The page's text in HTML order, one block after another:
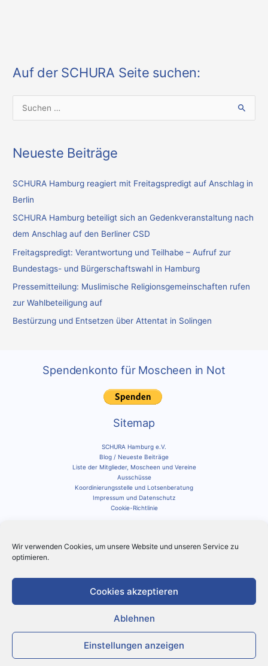
Wir verwenden Cookies, um unsere Website und unseren Service zu
optimieren.
Cookies akzeptieren
Ablehnen
Einstellungen anzeigen
Auf der SCHURA Seite suchen:
h
a
c
h
:
Neueste Beiträge
SCHURA Hamburg reagiert mit Freitagspredigt auf Anschlag in
Berlin
SCHURA Hamburg beteiligt sich an Gedenkveranstaltung nach
dem Anschlag auf den Berliner CSD
Freitagspredigt: Verantwortung und Teilhabe – Aufruf zur
Bundestags- und Bürgerschaftswahl in Hamburg
Pressemitteilung: Muslimische Religionsgemeinschaften rufen
zur Wahlbeteiligung auf
Bestürzung und Entsetzen über Attentat in Solingen
Spendenkonto für Moscheen in Not
Sitemap
SCHURA Hamburg e.V.
Blog / Neueste Beiträge
Liste der Mitglieder, Moscheen und Vereine
Ausschüsse
Koordinierungsstelle und Lotsenberatung
Impressum und Datenschutz
Cookie-Richtlinie
nach:
Copyright © 2026 SCHURA Hamburg e.V.